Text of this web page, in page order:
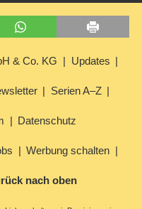
& Co. KG Updates
Serien A–Z
Datenschutz
Werbung schalten
nach oben